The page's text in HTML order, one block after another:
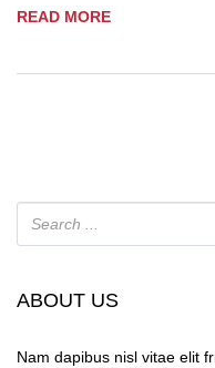
READ MORE
ABOUT US
Nam dapibus nisl vitae elit